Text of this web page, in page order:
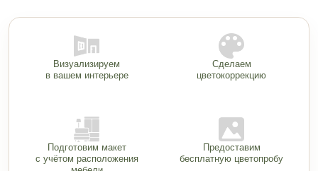
Визуализируем
в вашем интерьере
Подготовим макет
с учётом расположения
Сделаем
цветокоррекцию
Предоставим
бесплатную цветопробу